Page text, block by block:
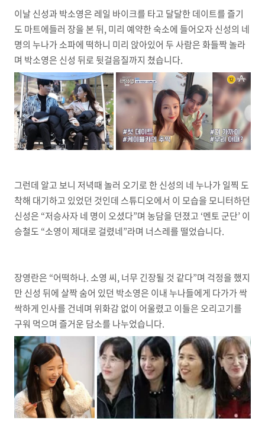
이날 신성과 박소영은 레일 바이크를 타고 달달한 데이트를 즐기
도 마트에들러 장을 본 뒤, 미리 예약한 숙소에 들어오자 신성의 네
명의 누나가 소파에 떡하니 미리 앉아있어 두 사람은 화들짝 놀라
며 박소영은 신성 뒤로 뒷걸음질까지 쳤습니다.
그런데 알고 보니 저녁때 놀러 오기로 한 신성의 네 누나가 일찍 도
착해 대기하고 있었던 것인데 스튜디오에서 이 모습을 모니터하던
신성은 “저승사자 네 명이 오셨다”며 농담을 던졌고 ‘멘토 군단’ 이
승철도 “소영이 제대로 걸렸네”라며 너스레를 떨었습니다.
장영란은 “어떡하나. 소영 씨, 너무 긴장될 것 같다”며 걱정을 했지
만 신성 뒤에 살짝 숨어 있던 박소영은 이내 누나들에게 다가가 싹
싹하게 인사를 건네며 위화감 없이 어울렸고 이들은 오리고기를
구워 먹으며 즐거운 담소를 나누었습니다.